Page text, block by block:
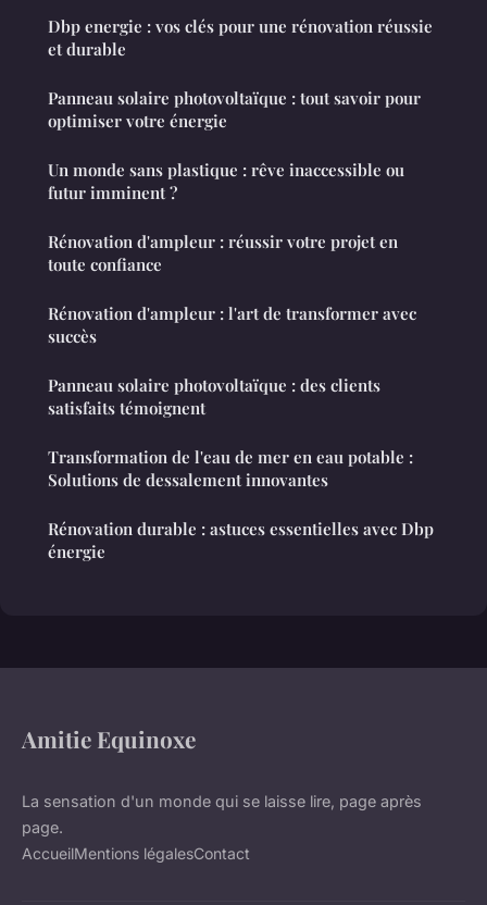
Dbp energie : vos clés pour une rénovation réussie
et durable
Panneau solaire photovoltaïque : tout savoir pour
optimiser votre énergie
Un monde sans plastique : rêve inaccessible ou
futur imminent ?
Rénovation d'ampleur : réussir votre projet en
toute confiance
Rénovation d'ampleur : l'art de transformer avec
succès
Panneau solaire photovoltaïque : des clients
satisfaits témoignent
Transformation de l'eau de mer en eau potable :
Solutions de dessalement innovantes
Rénovation durable : astuces essentielles avec Dbp
énergie
Amitie Equinoxe
La sensation d'un monde qui se laisse lire, page après
page.
AccueilMentions légalesContact